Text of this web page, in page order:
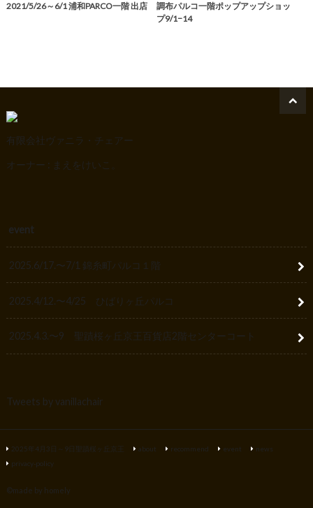
2021/5/26～6/1 浦和PARCO一階 出店
調布パルコ一階ポップアップショッ
プ9/1−14
有限会社ヴァニラ・チェアー
オーナー : まえをけいこ。
event
2025.6/17.〜7/1 錦糸町パルコ１階
2025.4/12.〜4/25 ひばりヶ丘パルコ
2025.4.3.〜9 聖蹟桜ヶ丘京王百貨店2階センターコート
Tweets by vanillachair
2025年4月3日～9日聖蹟桜ヶ丘京王 about recommend event
news
privacy-policy
©made by homely